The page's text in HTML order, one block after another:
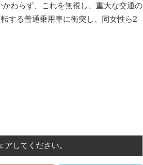
わらず、これを無視し、重大な交通の
する普通乗用車に衝突し、同女性ら2
してください。